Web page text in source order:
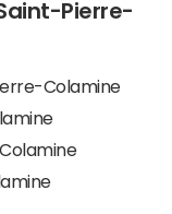
Pierre-
Colamine